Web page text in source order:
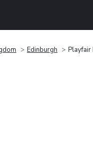
Edinburgh Playfair